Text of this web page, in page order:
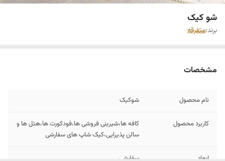
شو کیک
برند:متفرقه
مشخصات
نام محصول شوکیک
کاربرد محصول
کافه ها،شیرینی فروشی ها،فودکورت ها،هتل ها و
سالن پذیرایی،کیک شاپ های سفارشی
ابعاد سفارشی